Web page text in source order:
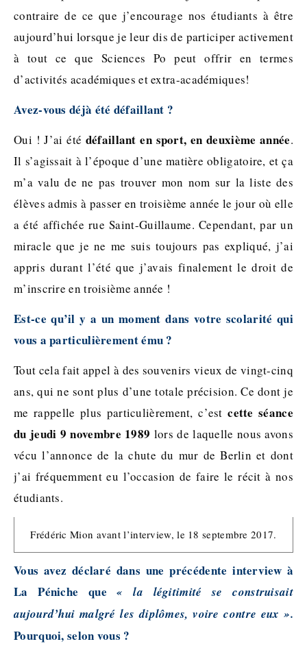
contraire de ce que j’encourage nos étudiants à être
aujourd’hui lorsque je leur dis de participer activement
à tout ce que Sciences Po peut offrir en termes
d’activités académiques et extra-académiques!
Avez-vous déjà été défaillant ?
Oui ! J’ai été défaillant en sport, en deuxième année.
Il s’agissait à l’époque d’une matière obligatoire, et ça
m’a valu de ne pas trouver mon nom sur la liste des
élèves admis à passer en troisième année le jour où elle
a été affichée rue Saint-Guillaume. Cependant, par un
miracle que je ne me suis toujours pas expliqué, j’ai
appris durant l’été que j’avais finalement le droit de
m’inscrire en troisième année !
Est-ce qu’il y a un moment dans votre scolarité qui
vous a particulièrement ému ?
Tout cela fait appel à des souvenirs vieux de vingt-cinq
ans, qui ne sont plus d’une totale précision. Ce dont je
me rappelle plus particulièrement, c’estcette séance
du jeudi 9 novembre 1989 lors de laquelle nous avons
vécu l’annonce de la chute du mur de Berlin et dont
j’ai fréquemment eu l’occasion de faire le récit à nos
étudiants.
Frédéric Mion avant l’interview, le 18 septembre 2017.
Vous avez déclaré dans une précédente interview à
La Péniche que« la légitimité se construisait
aujourd’hui malgré les diplômes, voire contre eux ».
Pourquoi, selon vous ?